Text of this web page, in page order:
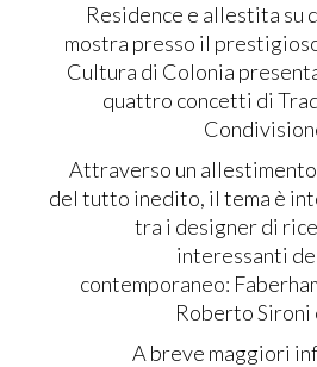
Residence e allestita su
mostra presso il
Cultura di Colonia
quattro concetti di
Attraverso un
del tutto inedito, il tema è
tra i designer di
interessanti
contemporaneo:
Roberto Sironi
A breve maggiori